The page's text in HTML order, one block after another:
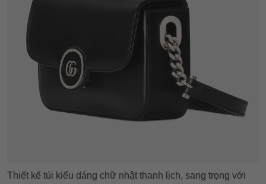
Thiết kế túi kiểu dáng chữ nhật thanh lịch, sang trọng với